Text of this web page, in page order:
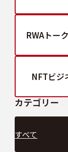
RWAトー
NFTビジ
カテゴリー
すべて